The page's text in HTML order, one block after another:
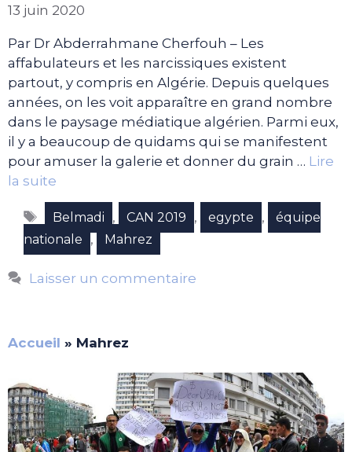
13 juin 2020
Par Dr Abderrahmane Cherfouh – Les
affabulateurs et les narcissiques existent
partout, y compris en Algérie. Depuis quelques
années, on les voit apparaître en grand nombre
dans le paysage médiatique algérien. Parmi eux,
il y a beaucoup de quidams qui se manifestent
pour amuser la galerie et donner du grain … Lire
la suite
Étiquettes
Belmadi , CAN 2019 , egypte ,
équipe
nationale
, Mahrez
Laisser un commentaire
Accueil » Mahrez